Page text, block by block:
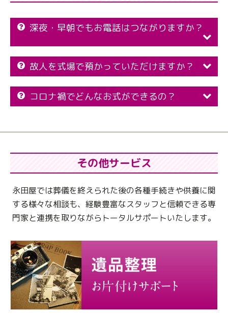
深夜・早朝でもお電話はつながりますか？
故人を式場で預かっていただけますか？
コロナ禍でどんなお式ができるの？
その他サービス
永田屋では葬儀を終えられた後の各種手続きや供養に関
する様々な相談も、 経験豊富なスタッフと信頼できる専
門家と連携を取りながらトータルサポートいたします。